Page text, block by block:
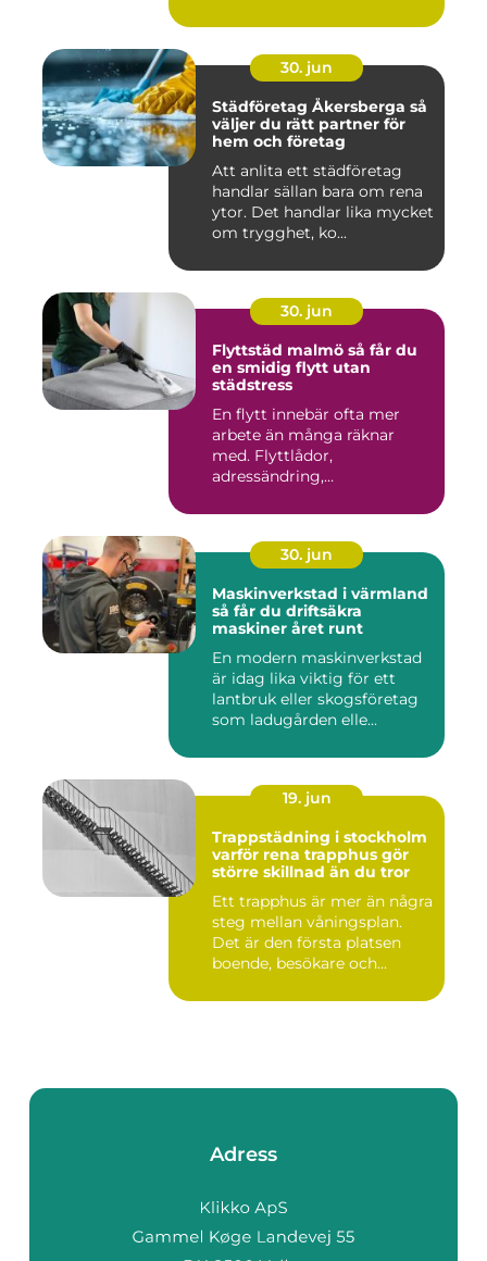
30. jun
Städföretag Åkersberga så
väljer du rätt partner för
hem och företag
Att anlita ett städföretag
handlar sällan bara om rena
ytor. Det handlar lika mycket
om trygghet, ko...
30. jun
Flyttstäd malmö så får du
en smidig flytt utan
städstress
En flytt innebär ofta mer
arbete än många räknar
med. Flyttlådor,
adressändring,
30. jun
Maskinverkstad i värmland
så får du driftsäkra
maskiner året runt
En modern maskinverkstad
är idag lika viktig för ett
lantbruk eller skogsföretag
som ladugården elle...
19. jun
Trappstädning i stockholm
varför rena trapphus gör
större skillnad än du tror
Ett trapphus är mer än några
steg mellan våningsplan.
Det är den första platsen
boende, besökare och...
Adress